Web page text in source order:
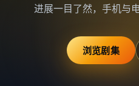
进展一目了然，手机与
浏览剧集